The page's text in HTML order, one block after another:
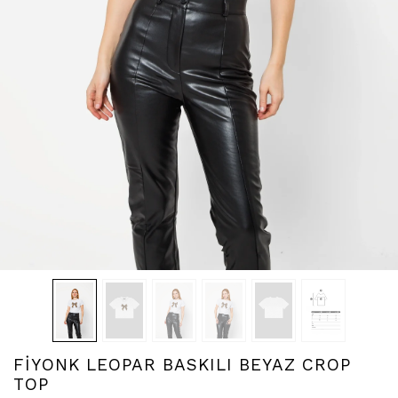
FİYONK LEOPAR BASKILI BEYAZ CROP
TOP